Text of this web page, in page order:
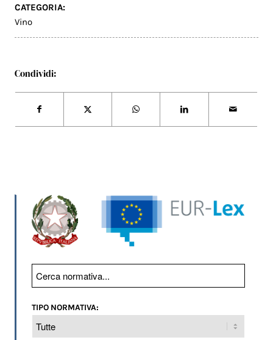
CATEGORIA:
Vino
Condividi:
TIPO NORMATIVA: